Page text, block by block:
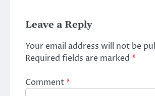
Leave a Reply
Your email address will not be
Required fields are marked *
Comment*